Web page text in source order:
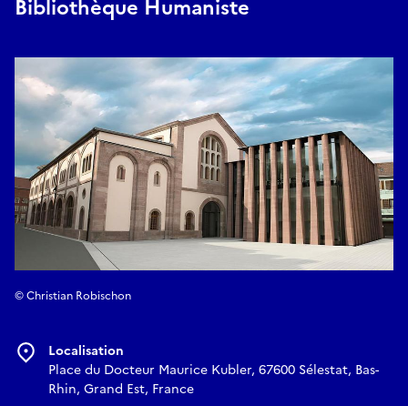
Bibliothèque Humaniste
© Christian Robischon
Localisation
Place du Docteur Maurice Kubler, 67600 Sélestat, Bas-
Rhin, Grand Est, France